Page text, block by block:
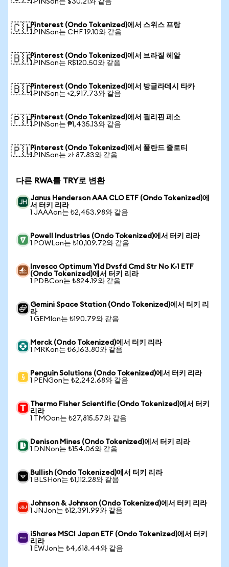
1 PINSon는 $30.21와 같음
🇨🇭Pinterest (Ondo Tokenized)에서 스위스 프랑
1 PINSon는 CHF 19.10와 같음
🇧🇷Pinterest (Ondo Tokenized)에서 브라질 헤알
1 PINSon는 R$120.50와 같음
🇧🇩Pinterest (Ondo Tokenized)에서 방글라데시 타카
1 PINSon는 ৳2,917.73와 같음
🇵🇭Pinterest (Ondo Tokenized)에서 필리핀 페소
1 PINSon는 ₱1,435.13와 같음
🇵🇱Pinterest (Ondo Tokenized)에서 폴란드 즐로티
1 PINSon는 zł 87.83와 같음
다른 RWA를 TRY로 변환
Janus Henderson AAA CLO ETF (Ondo Tokenized)에
서 터키 리라
1 JAAAon는 ₺2,453.98와 같음
Powell Industries (Ondo Tokenized)에서 터키 리라
1 POWLon는 ₺10,109.72와 같음
Invesco Optimum Yld Dvsfd Cmd Str No K-1 ETF
(Ondo Tokenized)에서 터키 리라
1 PDBCon는 ₺824.19와 같음
Gemini Space Station (Ondo Tokenized)에서 터키 리
라
1 GEMIon는 ₺190.79와 같음
Merck (Ondo Tokenized)에서 터키 리라
1 MRKon는 ₺6,163.80와 같음
Penguin Solutions (Ondo Tokenized)에서 터키 리라
1 PENGon는 ₺2,242.68와 같음
Thermo Fisher Scientific (Ondo Tokenized)에서 터키
리라
1 TMOon는 ₺27,815.57와 같음
Denison Mines (Ondo Tokenized)에서 터키 리라
1 DNNon는 ₺154.06와 같음
Bullish (Ondo Tokenized)에서 터키 리라
1 BLSHon는 ₺1,112.28와 같음
Johnson & Johnson (Ondo Tokenized)에서 터키 리라
1 JNJon는 ₺12,391.99와 같음
iShares MSCI Japan ETF (Ondo Tokenized)에서 터키
리라
1 EWJon는 ₺4,618.44와 같음